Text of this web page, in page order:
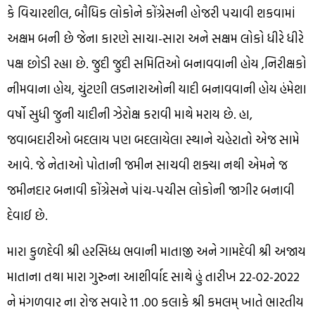
કે વિચારશીલ, બૌધિક લોકોને કોંગ્રેસની હોજરી પચાવી શકવામાં
અક્ષમ બની છે જેના કારણે સાચા-સારા અને સક્ષમ લોકો ધીરે ધીરે
પક્ષ છોડી રહ્યા છે. જુદી જુદી સમિતિઓ બનાવવાની હોય ,નિરીક્ષકો
નીમવાના હોય, ચુંટણી લડનારાઓની યાદી બનાવવાની હોય હંમેશા
વર્ષો સુધી જુની યાદીની ઝેરોક્ષ કરાવી માથે મરાય છે. હા,
જવાબદારીઓ બદલાય પણ બદલાયેલા સ્થાને ચહેરાતો એજ સામે
આવે. જે નેતાઓ પોતાની જમીન સાચવી શક્યા નથી એમને જ
જમીનદાર બનાવી કોંગ્રેસને પાંચ-પચીસ લોકોની જાગીર બનાવી
દેવાઈ છે.
મારા કુળદેવી શ્રી હરસિધ્ધ ભવાની માતાજી અને ગામદેવી શ્રી અજાય
માતાના તથા મારા ગુરુના આશીર્વાદ સાથે હું તારીખ 22-02-2022
ને મંગળવાર ના રોજ સવારે 11 .00 કલાકે શ્રી કમલમ્ ખાતે ભારતીય